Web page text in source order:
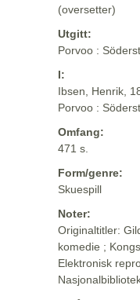
(oversetter)
Utgitt:
Porvoo :
I:
Ibsen, Henrik,
Porvoo :
Omfang:
471 s.
Form/genre:
Skuespill
Noter:
Originaltitler:
komedie ;
Elektronisk